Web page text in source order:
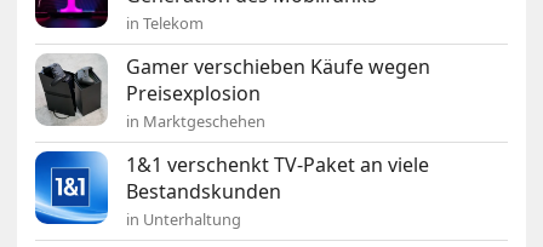
in Telekom
Gamer verschieben Käufe wegen
Preisexplosion
in Marktgeschehen
1&1 verschenkt TV-Paket an viele
Bestandskunden
in Unterhaltung